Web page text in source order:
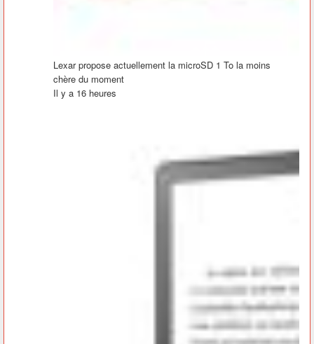
Lexar propose actuellement la microSD 1 To la moins
chère du moment
Il y a 16 heures